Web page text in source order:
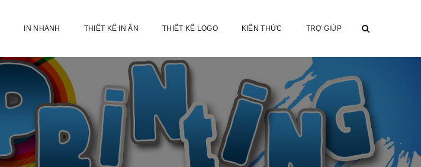
IN NHANH THIẾT KẾ IN ẤN THIẾT KẾ LOGO KIẾN THỨC TRỢ GIÚP